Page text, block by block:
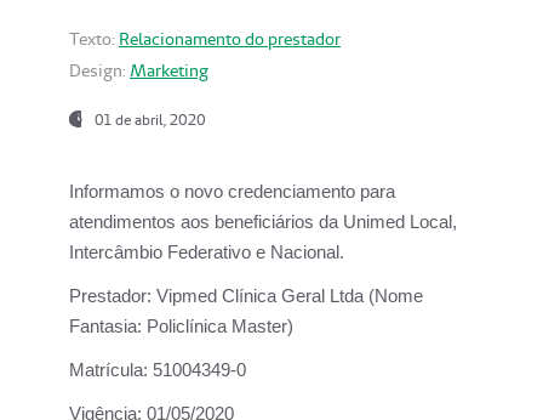
Texto: Relacionamento do prestador
Design: Marketing
01 de abril, 2020
Informamos o novo credenciamento para
atendimentos aos beneficiários da Unimed Local,
Intercâmbio Federativo e Nacional.
Prestador: Vipmed Clínica Geral Ltda (Nome
Fantasia: Policlínica Master)
Matrícula: 51004349-0
Vigência: 01/05/2020